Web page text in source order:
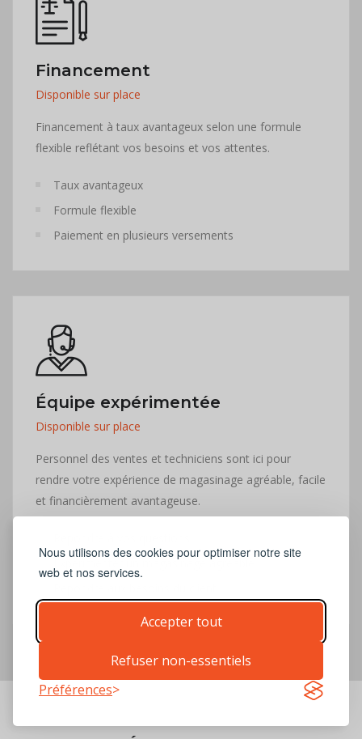
Nous utilisons des cookies pour optimiser notre site
web et nos services.
Accepter tout
Refuser non-essentiels
Préférences
Financement
Disponible sur place
Financement à taux avantageux selon une formule
flexible reflétant vos besoins et vos attentes.
Taux avantageux
Formule flexible
Paiement en plusieurs versements
Équipe expérimentée
Disponible sur place
Personnel des ventes et techniciens sont ici pour
rendre votre expérience de magasinage agréable, facile
et financièrement avantageuse.
Expérimenter un magasinage agréable